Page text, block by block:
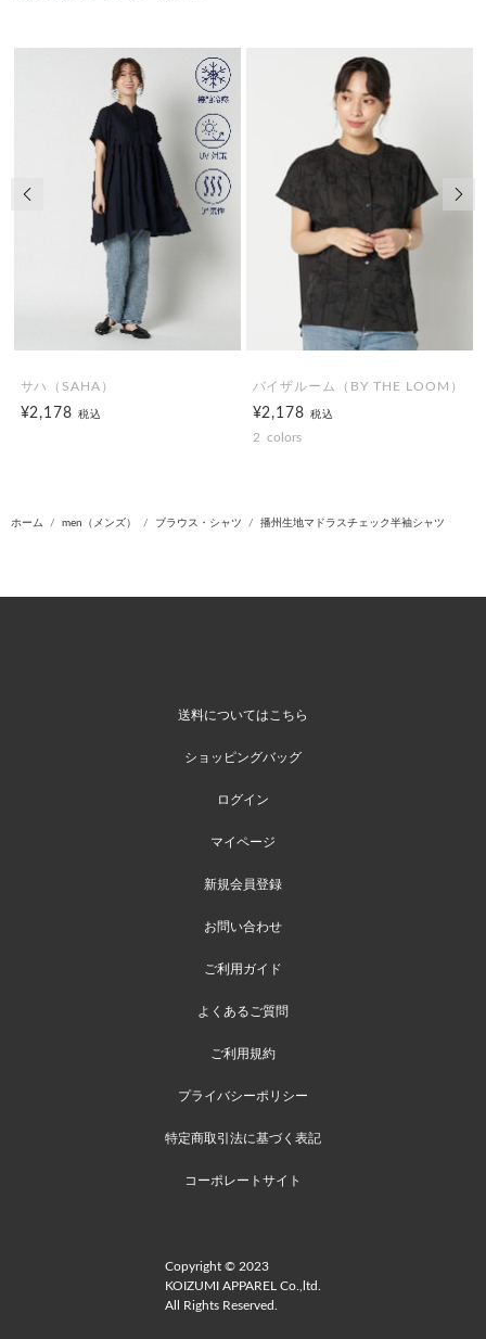
サハ（SAHA）
¥2,178税込
バイザルーム（BY THE LOOM）
¥2,178税込
2 colors
前の画像
ホーム men（メンズ） ブラウス・シャツ 播州生地マドラスチェック半袖シャツ
送料についてはこちら
ショッピングバッグ
ログイン
マイページ
新規会員登録
お問い合わせ
ご利用ガイド
よくあるご質問
ご利用規約
プライバシーポリシー
特定商取引法に基づく表記
コーポレートサイト
Copyright © 2023
KOIZUMI APPAREL Co.,ltd.
All Rights Reserved.